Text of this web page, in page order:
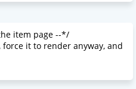
item page --*/
it to render anyway, and